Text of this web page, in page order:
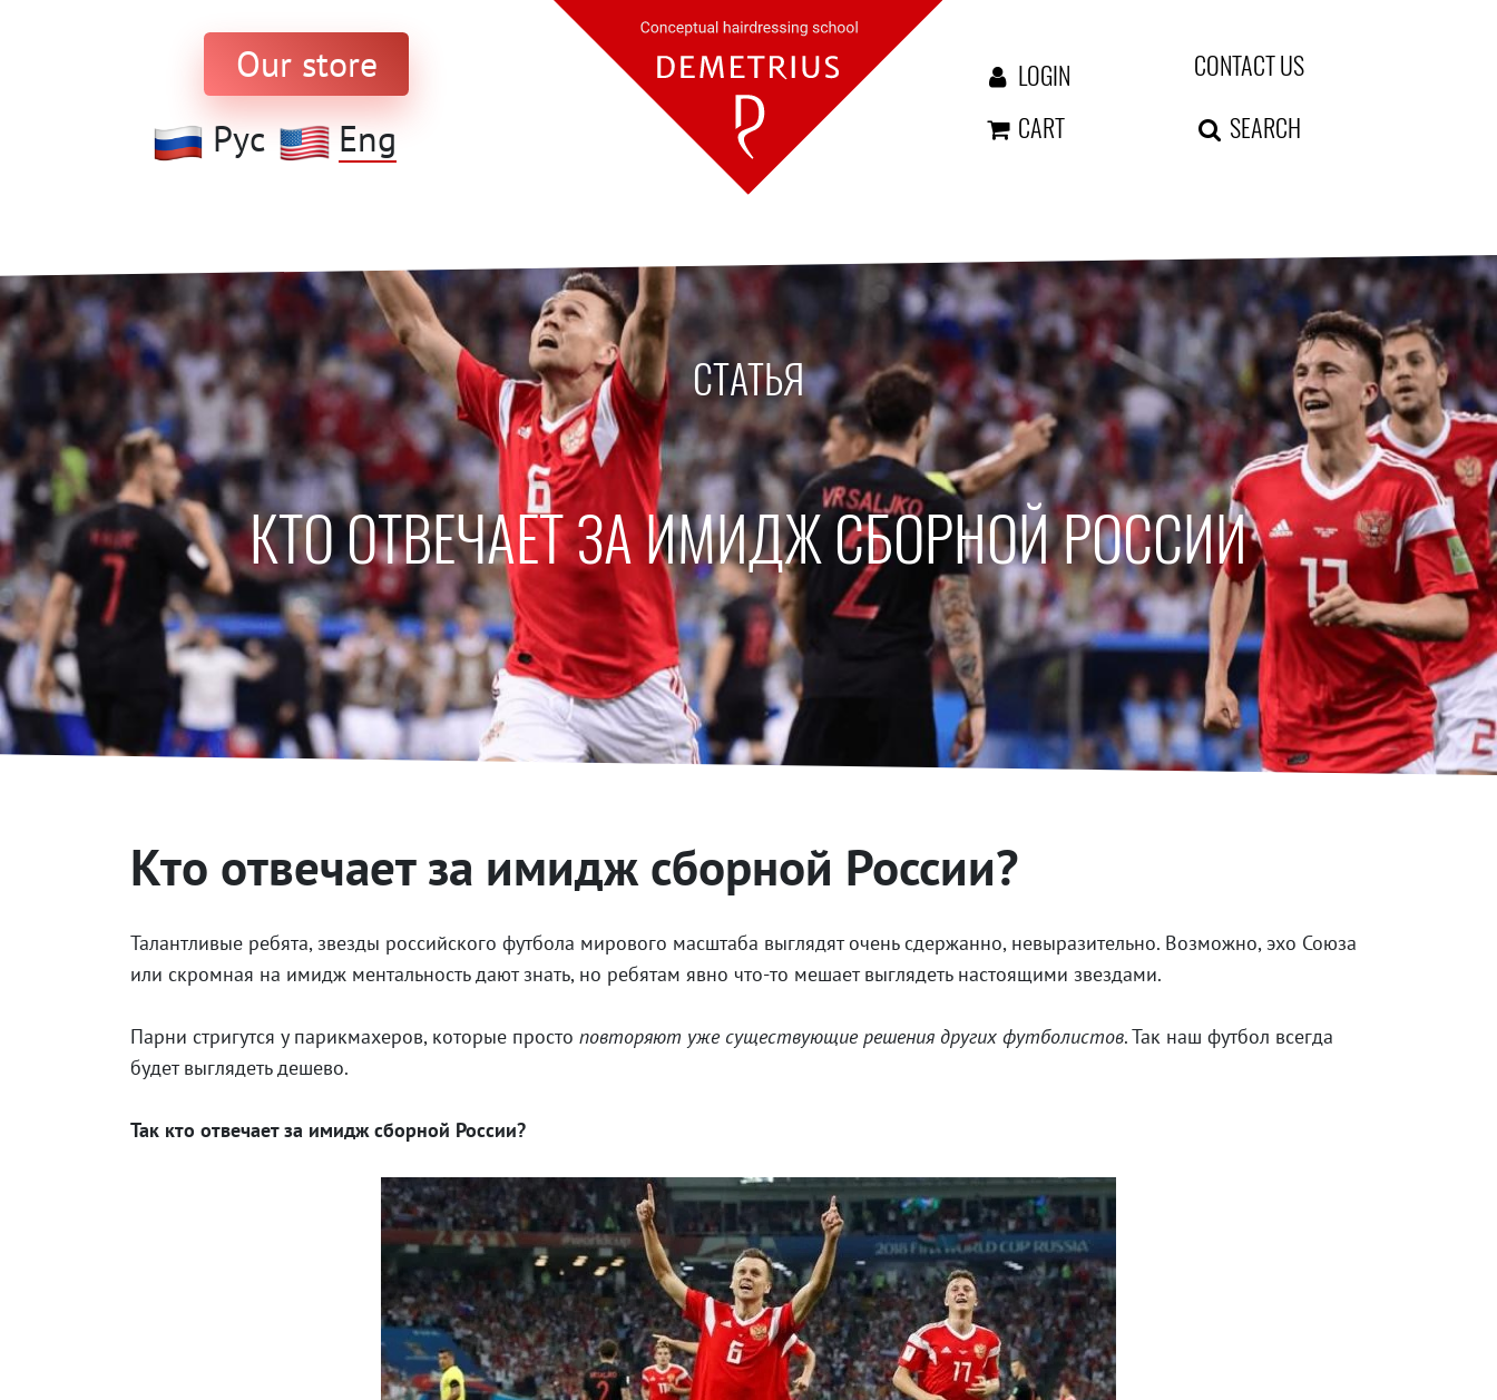
Our store
Рус
Eng
LOGIN
CONTACT US
CART
SEARCH
СТАТЬЯ
КТО ОТВЕЧАЕТ ЗА ИМИДЖ СБОРНОЙ РОССИИ
Кто отвечает за имидж сборной России?
Талантливые ребята, звезды российского футбола мирового масштаба выглядят очень сдержанно, невыразительно. Возможно, эхо Союза
или скромная на имидж ментальность дают знать, но ребятам явно что-то мешает выглядеть настоящими звездами.
Парни стригутся у парикмахеров, которые просто повторяют уже существующие решения других футболистов. Так наш футбол всегда
будет выглядеть дешево.
Так кто отвечает за имидж сборной России?